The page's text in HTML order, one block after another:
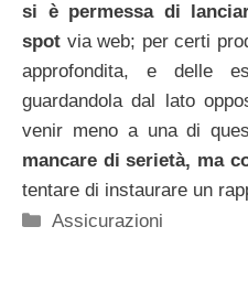
si è permessa di
spot via web; per certi
approfondita, e delle
guardandola dal lato
venir meno a una di
mancare di serietà, ma
tentare di instaurare un
Categorie
Assicurazioni